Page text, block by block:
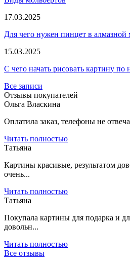
17.03.2025
Для чего нужен пинцет в алмазной
15.03.2025
С чего начать рисовать картину по
Все записи
Отзывы покупателей
Ольга Власкина
Оплатила заказ, телефоны не
Читать полностью
Татьяна
Картины красивые, результатом
очень...
Читать полностью
Татьяна
Покупала картины для подарка и
довольн...
Читать полностью
Все отзывы